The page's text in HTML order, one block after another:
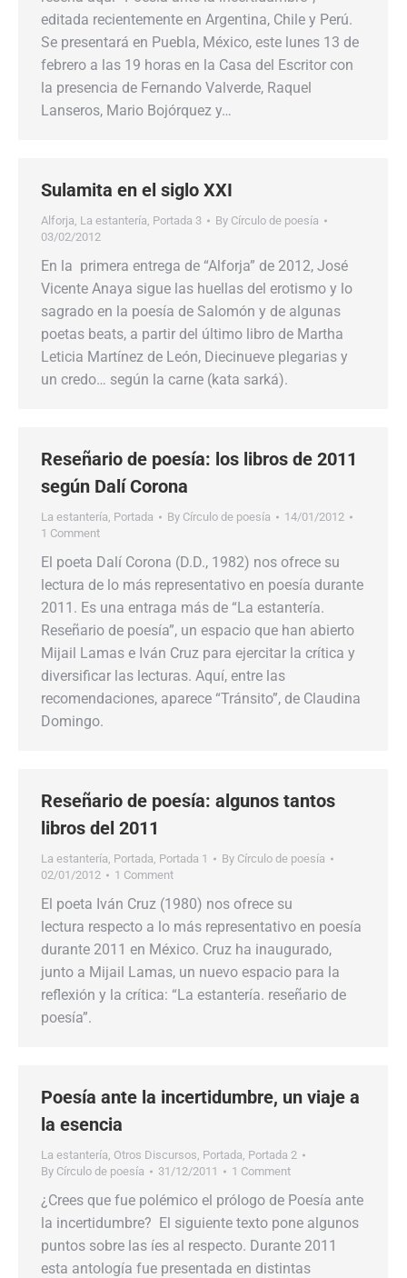
editada recientemente en Argentina, Chile y Perú.
Se presentará en Puebla, México, este lunes 13 de
febrero a las 19 horas en la Casa del Escritor con
la presencia de Fernando Valverde, Raquel
Lanseros, Mario Bojórquez y…
Sulamita en el siglo XXI
Alforja, La estantería, Portada 3 By Círculo de poesía
03/02/2012
En la primera entrega de “Alforja” de 2012, José
Vicente Anaya sigue las huellas del erotismo y lo
sagrado en la poesía de Salomón y de algunas
poetas beats, a partir del último libro de Martha
Leticia Martínez de León, Diecinueve plegarias y
un credo… según la carne (kata sarká).
Reseñario de poesía: los libros de 2011
según Dalí Corona
La estantería, Portada By Círculo de poesía
14/01/2012
1 Comment
El poeta Dalí Corona (D.D., 1982) nos ofrece su
lectura de lo más representativo en poesía durante
2011. Es una entraga más de “La estantería.
Reseñario de poesía”, un espacio que han abierto
Mijail Lamas e Iván Cruz para ejercitar la crítica y
diversificar las lecturas. Aquí, entre las
recomendaciones, aparece “Tránsito”, de Claudina
Domingo.
Reseñario de poesía: algunos tantos
libros del 2011
La estantería, Portada, Portada 1 By Círculo de poesía
02/01/2012
1 Comment
El poeta Iván Cruz (1980) nos ofrece su
lectura respecto a lo más representativo en poesía
durante 2011 en México. Cruz ha inaugurado,
junto a Mijail Lamas, un nuevo espacio para la
reflexión y la crítica: “La estantería. reseñario de
poesía”.
Poesía ante la incertidumbre, un viaje a
la esencia
La estantería, Otros Discursos, Portada, Portada 2
By Círculo de poesía 31/12/2011 1 Comment
¿Crees que fue polémico el prólogo de Poesía ante
la incertidumbre? El siguiente texto pone algunos
puntos sobre las íes al respecto. Durante 2011
esta antología fue presentada en distintas